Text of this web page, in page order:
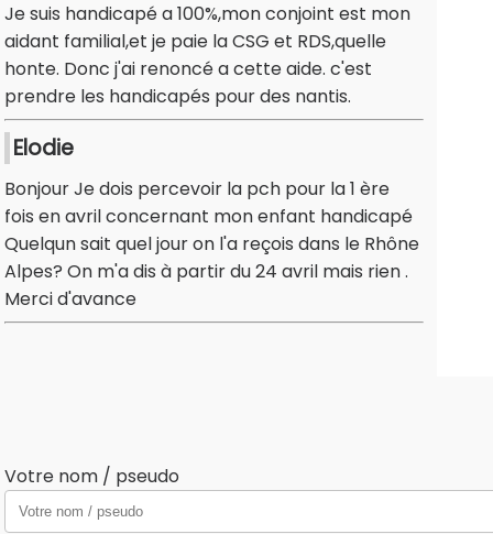
Je suis handicapé a 100%,mon conjoint est mon
aidant familial,et je paie la CSG et RDS,quelle
honte. Donc j'ai renoncé a cette aide. c'est
prendre les handicapés pour des nantis.
Elodie
Bonjour Je dois percevoir la pch pour la 1 ère
fois en avril concernant mon enfant handicapé
Quelqun sait quel jour on l'a reçois dans le Rhône
Alpes? On m'a dis à partir du 24 avril mais rien .
Merci d'avance
Votre nom / pseudo